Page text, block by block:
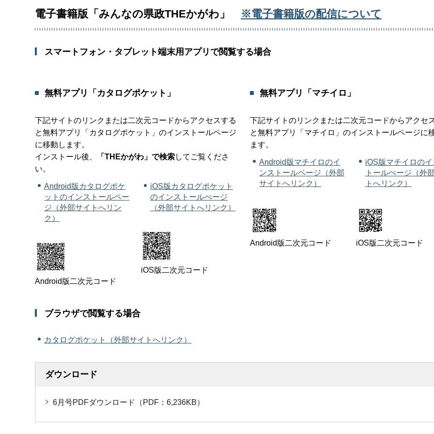
電子書籍版「みんなの県政THEかがわ」 ※電子書籍版の配信について
スマートフォン・タブレット端末用アプリで閲覧する場合
無料アプリ「カタログポケット」
下記サイトのリンクまたは二次元コードからアクセスする
と無料アプリ「カタログポケット」のインストールページ
に移動します。
インストール後、
「THEかがわ」で検索してご覧くださ
い。
Android版カタログポケ
ットのインストールペー
ジ（外部サイトへリン
ク）
Android版二次元コード
iOS版カタログポケット
のインストールぺージ
（外部サイトへリンク）
iOS版二次元コード
無料アプリ「マチイロ」
下記サイトのリンクまたは二次元コードからアクセ
と無料アプリ「マチイロ」のインストールページに
ます。
Android版マチイロのイ
ンストールページ（外部
サイトへリンク）
Android版二次元コード
iOS版マチイロのイ
トールぺージ（外
トへリンク）
iOS版二次元コード
ブラウザで閲覧する場合
カタログポケット（外部サイトへリンク）
ダウンロード
6月号PDFダウンロード（PDF：6,236KB）